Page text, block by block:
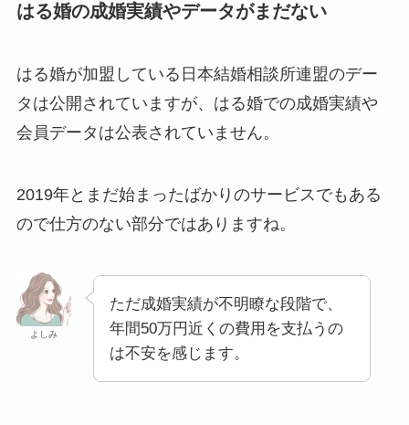
はる婚の成婚実績やデータがまだない
はる婚が加盟している日本結婚相談所連盟のデー
タは公開されていますが、はる婚での成婚実績や
会員データは公表されていません。
2019年とまだ始まったばかりのサービスでもある
ので仕方のない部分ではありますね。
よしみ
ただ成婚実績が不明瞭な段階で、
年間50万円近くの費用を支払うの
は不安を感じます。